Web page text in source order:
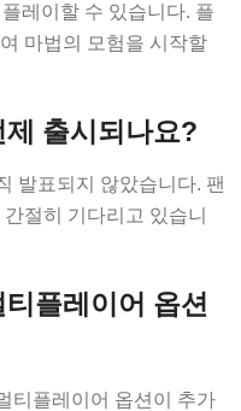
레이할 수 있습니다. 플
마법의 모험을 시작할
출시되나요?
발표되지 않았습니다. 팬
절히 기다리고 있습니
플레이어 옵션
티플레이어 옵션이 추가